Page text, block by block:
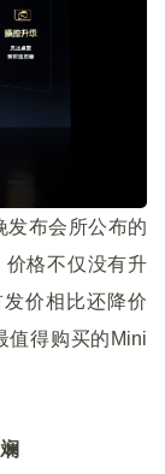
发布会所公布的
格不仅没有升
价相比还降价
值得购买的Mini